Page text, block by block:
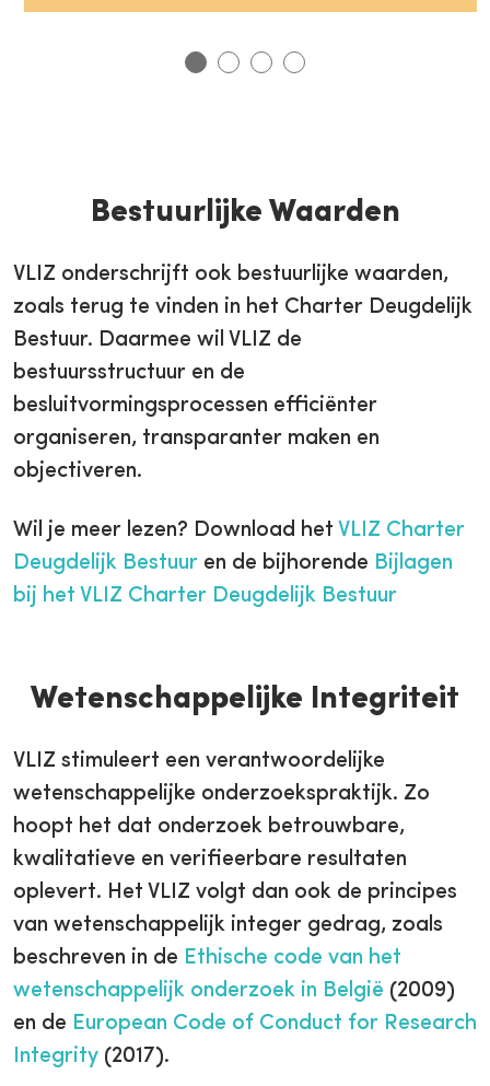
Bestuurlijke Waarden
VLIZ onderschrijft ook bestuurlijke waarden,
zoals terug te vinden in het Charter Deugdelijk
Bestuur. Daarmee wil VLIZ de
bestuursstructuur en de
besluitvormingsprocessen efficiënter
organiseren, transparanter maken en
objectiveren.
Wil je meer lezen? Download het VLIZ Charter
Deugdelijk Bestuur en de bijhorende Bijlagen
bij het VLIZ Charter Deugdelijk Bestuur
Wetenschappelijke Integriteit
VLIZ stimuleert een verantwoordelijke
wetenschappelijke onderzoekspraktijk. Zo
hoopt het dat onderzoek betrouwbare,
kwalitatieve en verifieerbare resultaten
oplevert. Het VLIZ volgt dan ook de principes
van wetenschappelijk integer gedrag, zoals
beschreven in de Ethische code van het
wetenschappelijk onderzoek in België (2009)
en de European Code of Conduct for Research
Integrity (2017).